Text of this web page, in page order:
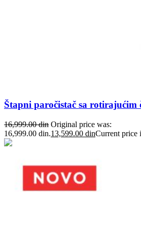
Štapni paročistač sa rotirajućim
16,999.00din Original price was:
16,999.00 din.13,599.00 dinCurrent price